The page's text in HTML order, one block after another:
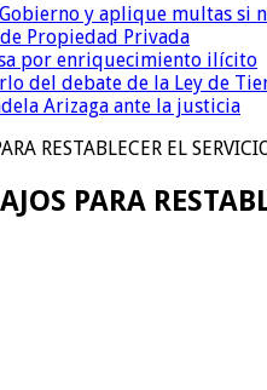
y aplique multas si
Propiedad Privada
por enriquecimiento ilícito
del debate de la Ley de
Arizaga ante la justicia
RESTABLECER EL
PARA